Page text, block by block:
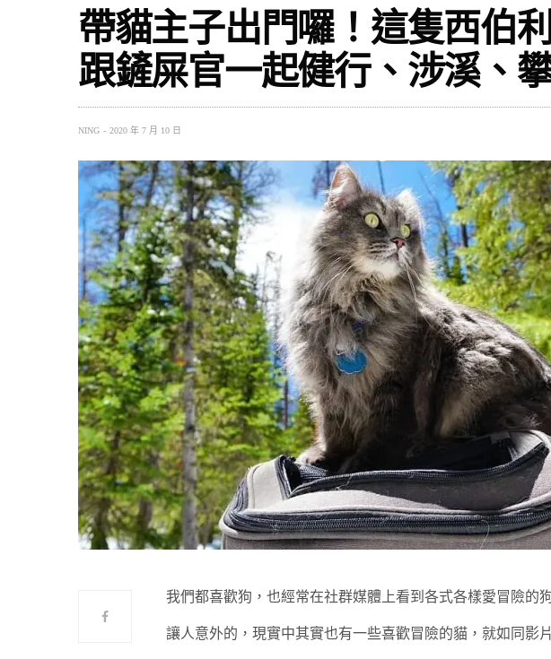
帶貓主子出門囉！這隻西伯
跟鏟屎官一起健行、涉溪、
NING 2020 年 7 月 10 日
我們都喜歡狗，也經常在社群媒體上看到各式各樣愛冒險的
讓人意外的，現實中其實也有一些喜歡冒險的貓，就如同影